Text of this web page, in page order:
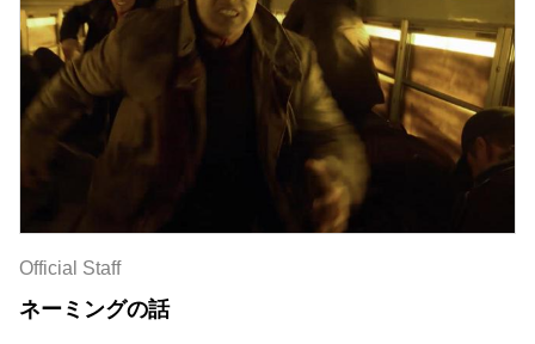
Official Staff
ネーミングの話